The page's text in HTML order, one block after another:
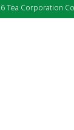
Tea Corporation